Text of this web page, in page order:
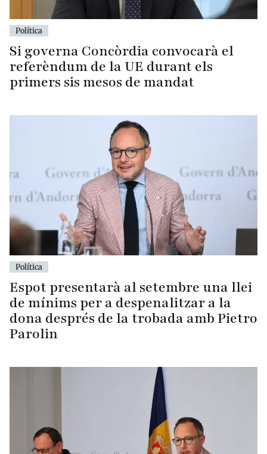
Política
Si governa Concòrdia convocarà el
referèndum de la UE durant els
primers sis mesos de mandat
Política
Espot presentarà al setembre una llei
de mínims per a despenalitzar a la
dona després de la trobada amb Pietro
Parolin